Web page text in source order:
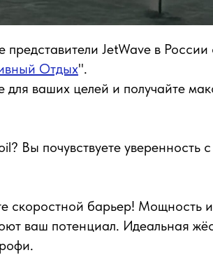
JetWave в России
Отдых".
для ваших целей и получайте
Вы почувствуете уверенность
барьер! Мощность и
ваш потенциал. Идеальная